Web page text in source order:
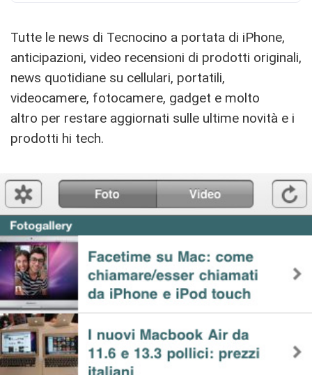
Tutte le news di Tecnocino a portata di iPhone,
anticipazioni, video recensioni di prodotti originali,
news quotidiane su cellulari, portatili,
videocamere, fotocamere, gadget e molto
altro per restare aggiornati sulle ultime novità e i
prodotti hi tech.